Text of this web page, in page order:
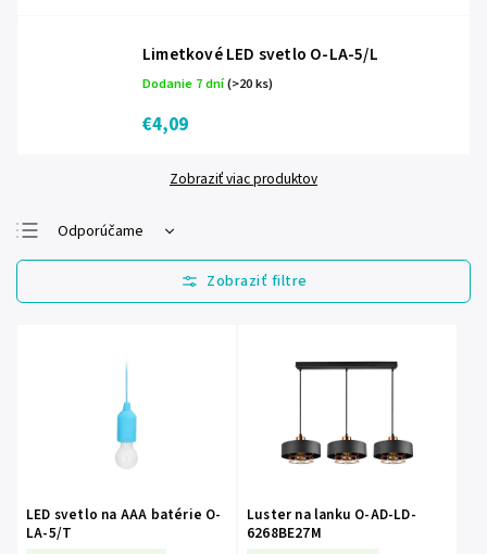
Limetkové LED svetlo O-LA-5/L
Dodanie 7 dní(>20 ks)
€4,09
Zobraziť viac produktov
Odporúčame
Najlacnejšie
Najdrahšie
LED svetlo na AAA batérie O-
LA-5/T
Luster na lanku O-AD-LD-
6268BE27M